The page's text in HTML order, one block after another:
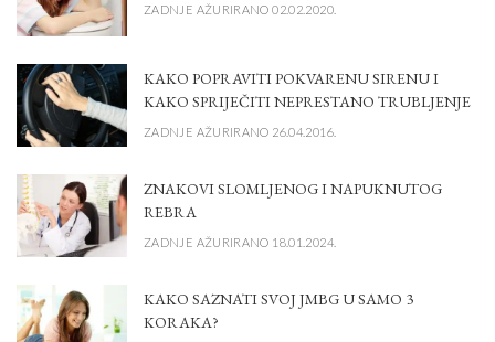
ZADNJE AŽURIRANO 02.02.2020.
KAKO POPRAVITI POKVARENU SIRENU I
KAKO SPRIJEČITI NEPRESTANO TRUBLJENJE
ZADNJE AŽURIRANO 26.04.2016.
ZNAKOVI SLOMLJENOG I NAPUKNUTOG
REBRA
ZADNJE AŽURIRANO 18.01.2024.
KAKO SAZNATI SVOJ JMBG U SAMO 3
KORAKA?